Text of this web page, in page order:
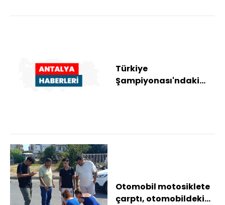
Türkiye
Şampiyonası'ndaki
Otomobil motosiklete
çarptı, otomobildeki